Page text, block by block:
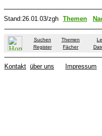
Stand:26.01.03/zgh Themen
Suchen Themen
Register
Fächer
Kontakt über uns Impressum